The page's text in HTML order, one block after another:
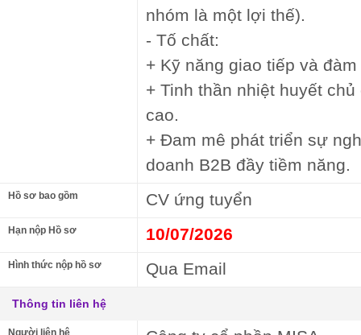
nhóm là một lợi thế).
- Tố chất:
+ Kỹ năng giao tiếp và
+ Tinh thần nhiệt huyết
cao.
+ Đam mê phát triển sự
doanh B2B đầy tiềm năng.
Hồ sơ bao gồm CV ứng tuyển
Hạn nộp Hồ sơ 10/07/2026
Hình thức nộp hồ sơ Qua Email
Thông tin liên hệ
Người liên hệ